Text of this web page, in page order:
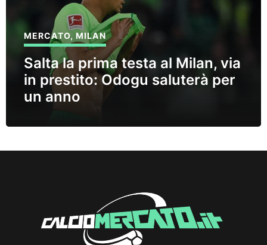
MERCATO, MILAN
Salta la prima testa al Milan, via
in prestito: Odogu saluterà per
un anno